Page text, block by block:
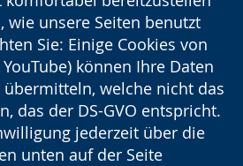
wie unsere Seiten benutzt
Sie: Einige Cookies von
können Ihre Daten
welche nicht das
das der DS-GVO entspricht.
jederzeit über die
unten auf der Seite